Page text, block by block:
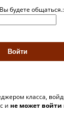
будете общаться.:
класса,
и не может войти